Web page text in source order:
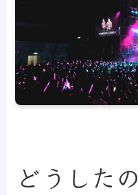
どうした